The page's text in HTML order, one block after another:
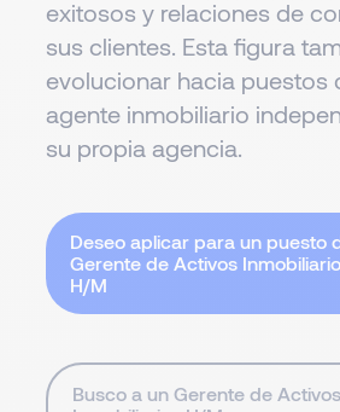
exitosos y relaciones de
sus clientes. Esta figura
evolucionar hacia puestos
agente inmobiliario
su propia agencia.
Deseo aplicar para un puesto
Gerente de Activos
H/M
Busco a un Gerente de Activos